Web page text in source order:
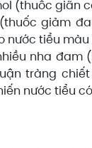
(thuốc giãn
giảm
nước tiểu màu
nha đam
tràng
nước tiểu